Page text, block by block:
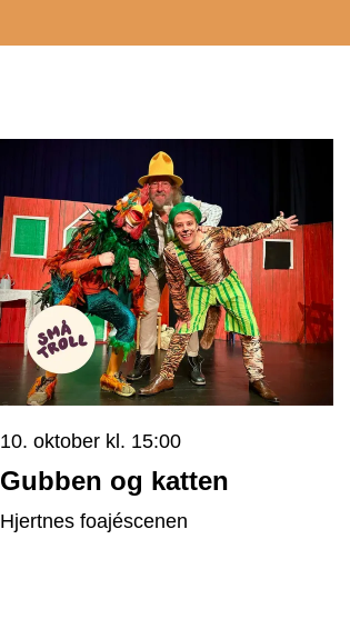
10. oktober kl. 15:00
Gubben og katten
Hjertnes foajéscenen